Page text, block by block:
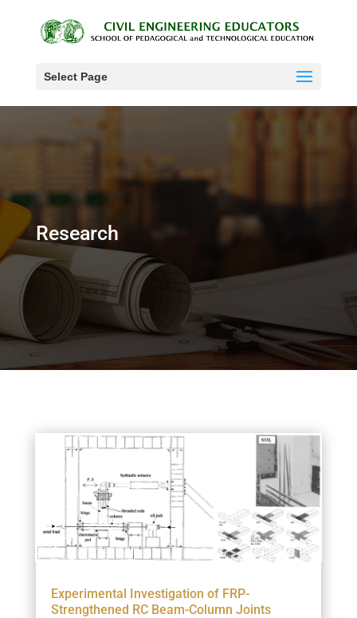
Select Page
Research
Experimental Investigation of FRP-
Strengthened RC Beam-Column Joints